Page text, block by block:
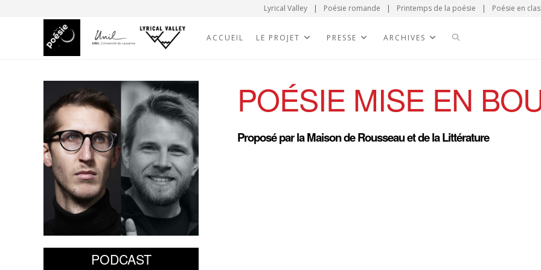
Lyrical Valley | Poésie romande | Printemps de la poésie | Poésie en
ACCUEIL LE PROJET PRESSE ARCHIVES
PODCAST
POÉSIE MISE EN
Proposé par la Maison de Rousseau et de la Littérature